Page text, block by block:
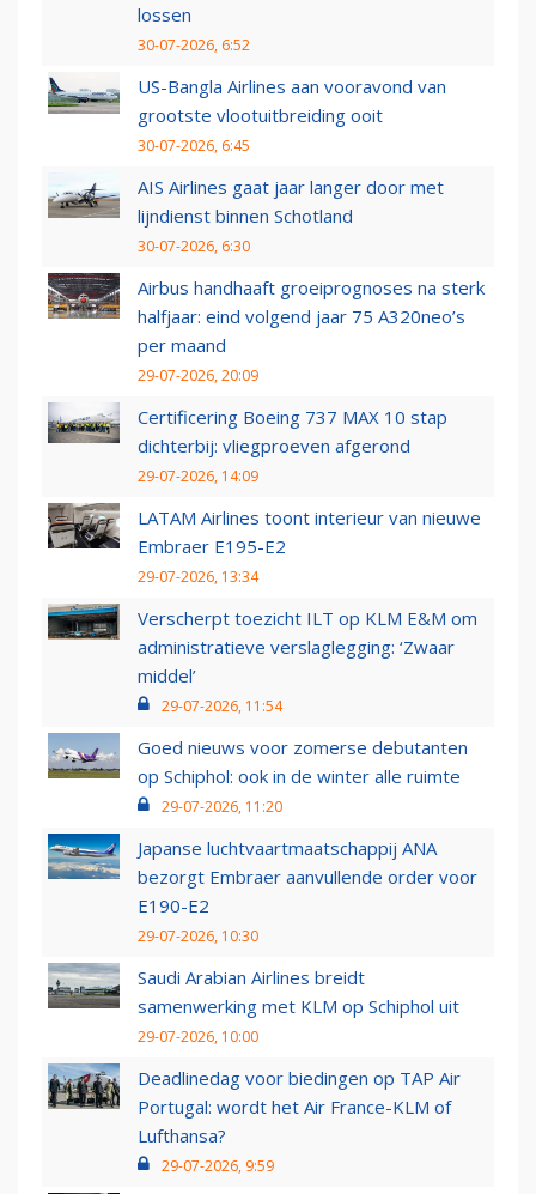
lossen
30-07-2026, 6:52
US-Bangla Airlines aan vooravond van
grootste vlootuitbreiding ooit
30-07-2026, 6:45
AIS Airlines gaat jaar langer door met
lijndienst binnen Schotland
30-07-2026, 6:30
Airbus handhaaft groeiprognoses na sterk
halfjaar: eind volgend jaar 75 A320neo’s
per maand
29-07-2026, 20:09
Certificering Boeing 737 MAX 10 stap
dichterbij: vliegproeven afgerond
29-07-2026, 14:09
LATAM Airlines toont interieur van nieuwe
Embraer E195-E2
29-07-2026, 13:34
Verscherpt toezicht ILT op KLM E&M om
administratieve verslaglegging: ‘Zwaar
middel’
29-07-2026, 11:54
Goed nieuws voor zomerse debutanten
op Schiphol: ook in de winter alle ruimte
29-07-2026, 11:20
Japanse luchtvaartmaatschappij ANA
bezorgt Embraer aanvullende order voor
E190-E2
29-07-2026, 10:30
Saudi Arabian Airlines breidt
samenwerking met KLM op Schiphol uit
29-07-2026, 10:00
Deadlinedag voor biedingen op TAP Air
Portugal: wordt het Air France-KLM of
Lufthansa?
29-07-2026, 9:59